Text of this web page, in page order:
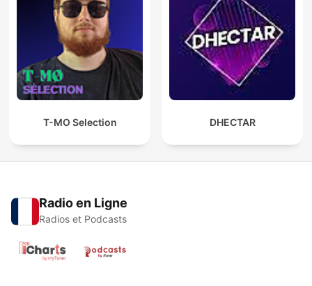
T-MO Selection DHECTAR
Radio en Ligne
Radios et Podcasts